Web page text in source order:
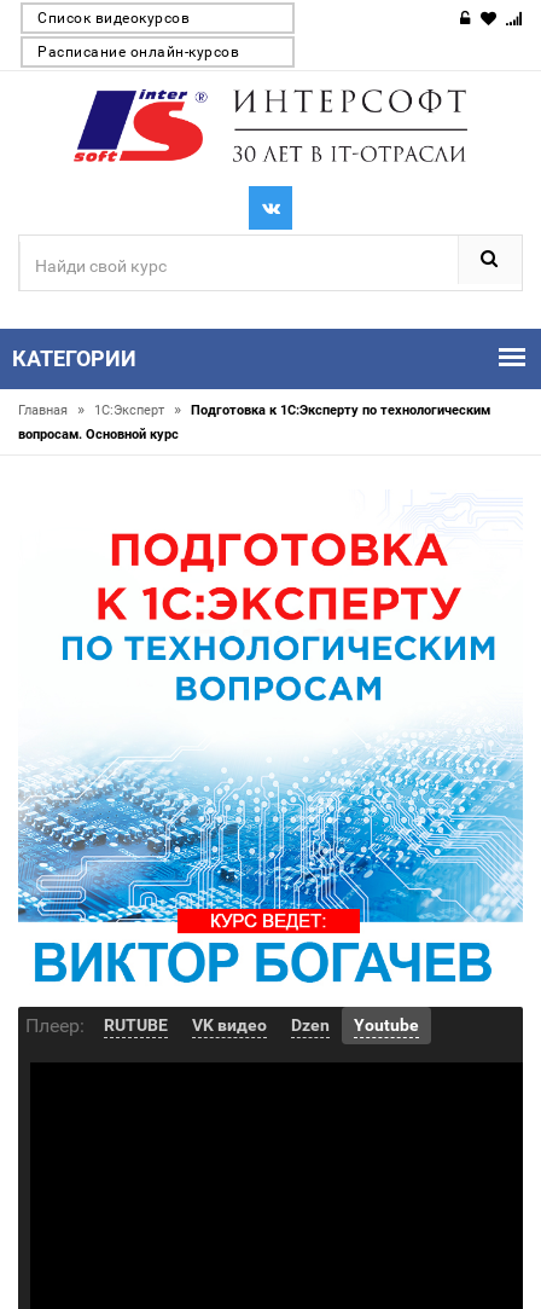
Список видеокурсов
Расписание онлайн-курсов
КАТЕГОРИИ
Главная » 1С:Эксперт »
Подготовка к 1С:Эксперту по технологическим
вопросам. Основной курс
Плеер: RUTUBE VK видео Dzen Youtube